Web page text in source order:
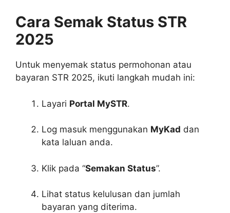
Cara Semak Status STR
2025
Untuk menyemak status permohonan atau
bayaran STR 2025, ikuti langkah mudah ini:
Layari Portal MySTR.
Log masuk menggunakan MyKad dan
kata laluan anda.
Klik pada “Semakan Status”.
Lihat status kelulusan dan jumlah
bayaran yang diterima.